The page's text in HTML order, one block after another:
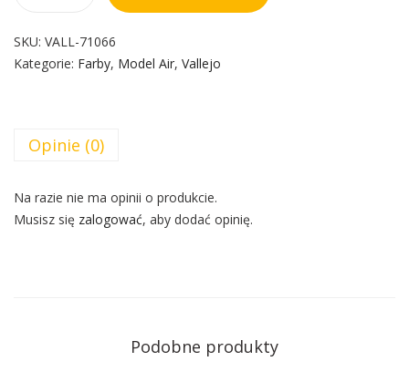
SKU: VALL-71066
Kategorie: Farby, Model Air, Vallejo
Opinie (0)
Na razie nie ma opinii o produkcie.
Musisz się zalogować, aby dodać opinię.
Podobne produkty